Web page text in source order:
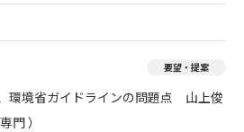
要望・提案
環境省ガイドラインの問題点 山上俊
門 ）